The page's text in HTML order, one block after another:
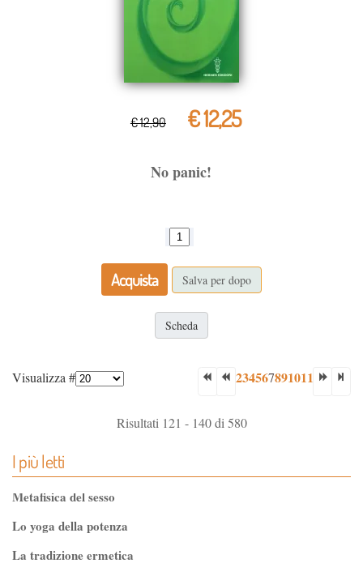
€ 12,90 € 12,25
No panic!
Acquista Salva per dopo
Scheda
Visualizza # 234567891011
Risultati 121 - 140 di 580
I più letti
Metafisica del sesso
Lo yoga della potenza
La tradizione ermetica